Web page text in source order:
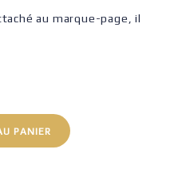
au marque-page, il
PANIER